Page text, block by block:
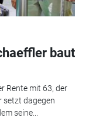
baut
Rente mit 63, der
setzt dagegen
seine...